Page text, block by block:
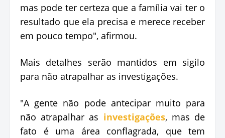
mas pode ter certeza que a família vai ter o
resultado que ela precisa e merece receber
em pouco tempo", afirmou.
Mais detalhes serão mantidos em sigilo
para não atrapalhar as investigações.
"A gente não pode antecipar muito para
não atrapalhar as investigações, mas de
fato é uma área conflagrada, que tem